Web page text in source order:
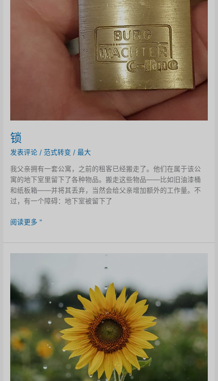
锁
发表评论 /范式转变 /最大
我父亲拥有一套公寓，之前的租客已经搬走了。他们在属于该公
寓的地下室里留下了各种物品。搬走这些物品——比如旧油漆桶
和纸板箱——并将其丢弃，当然会给父亲增加额外的工作量。不
过，有一个障碍：地下室被留下了
锁
阅读更多 "